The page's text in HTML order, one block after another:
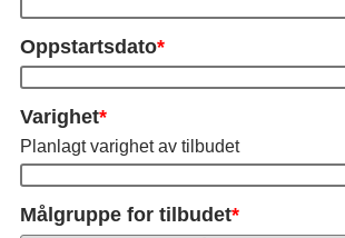
Oppstartsdato*
Varighet*
Planlagt varighet av tilbudet
Målgruppe for tilbudet*